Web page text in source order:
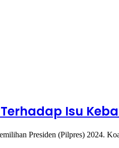
Isu
Presiden (Pilpres) 2024.